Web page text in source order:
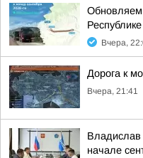
Обновляем
Вчера,
Дорога к
Вчера, 21:41
Владислав
начале